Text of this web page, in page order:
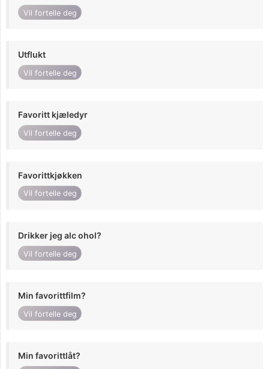
Vil fortelle deg
Utflukt
Vil fortelle deg
Favoritt kjæledyr
Vil fortelle deg
Favorittkjøkken
Vil fortelle deg
Drikker jeg alc ohol?
Vil fortelle deg
Min favorittfilm?
Vil fortelle deg
Min favorittlåt?